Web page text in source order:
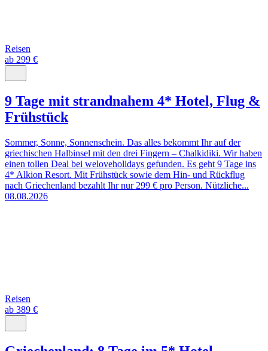
Reisen
ab 299 €
9 Tage mit strandnahem 4* Hotel, Flug &
Frühstück
Sommer, Sonne, Sonnenschein. Das alles bekommt Ihr auf der
griechischen Halbinsel mit den drei Fingern ‒ Chalkidiki. Wir haben
einen tollen Deal bei weloveholidays gefunden. Es geht 9 Tage ins
4* Alkion Resort. Mit Frühstück sowie dem Hin- und Rückflug
nach Griechenland bezahlt Ihr nur 299 € pro Person. Nützliche...
08.08.2026
Reisen
ab 389 €